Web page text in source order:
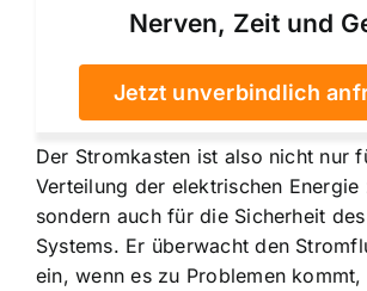
Nerven, Zeit und
Jetzt unverbindlich
Der Stromkasten ist also nicht nur
Verteilung der elektrischen Energie
sondern auch für die Sicherheit
Systems. Er überwacht den
ein, wenn es zu Problemen kommt,